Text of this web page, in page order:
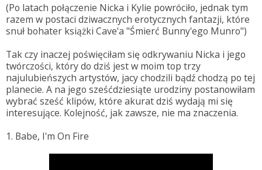
(Po latach połączenie Nicka i Kylie powróciło, jednak tym
razem w postaci dziwacznych erotycznych fantazji, które
snuł bohater książki Cave'a "Śmierć Bunny'ego Munro")
Tak czy inaczej poświęciłam się odkrywaniu Nicka i jego
twórczości, który do dziś jest w moim top trzy
najulubieńszych artystów, jacy chodzili bądź chodzą po tej
planecie. A na jego sześćdziesiąte urodziny postanowiłam
wybrać sześć klipów, które akurat dziś wydają mi się
interesujące. Kolejność, jak zawsze, nie ma znaczenia.
1. Babe, I'm On Fire